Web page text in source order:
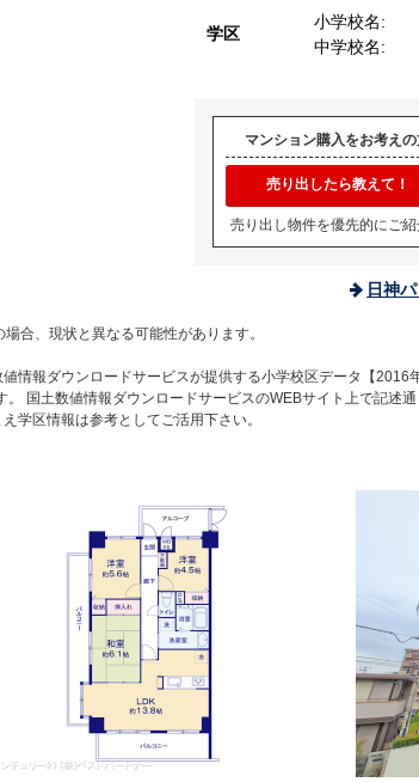
学区
小学校名:
中学校名:
マンション購入をお考え
売り出したら教えて！
売り出し物件を優先的にご紹
日神
合、現状と異なる可能性があります。
情報ダウンロードサービスが提供する小学校区データ【
国土数値情報ダウンロードサービスのWEBサイト上で記述
学区情報は参考としてご活用下さい。